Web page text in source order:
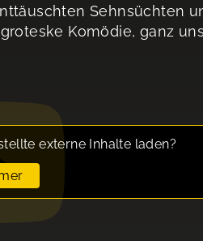
Sehnsüchten
Komödie, ganz
externe Inhalte laden?